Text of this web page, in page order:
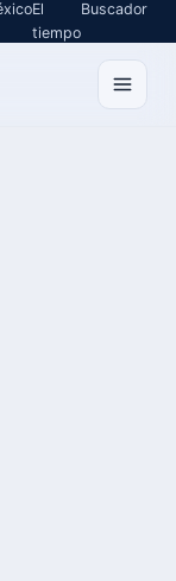
El
tiempo
Buscador